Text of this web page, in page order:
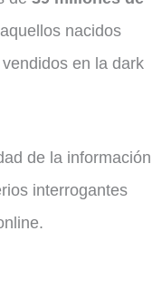
nacidos
en la dark
de la información
interrogantes